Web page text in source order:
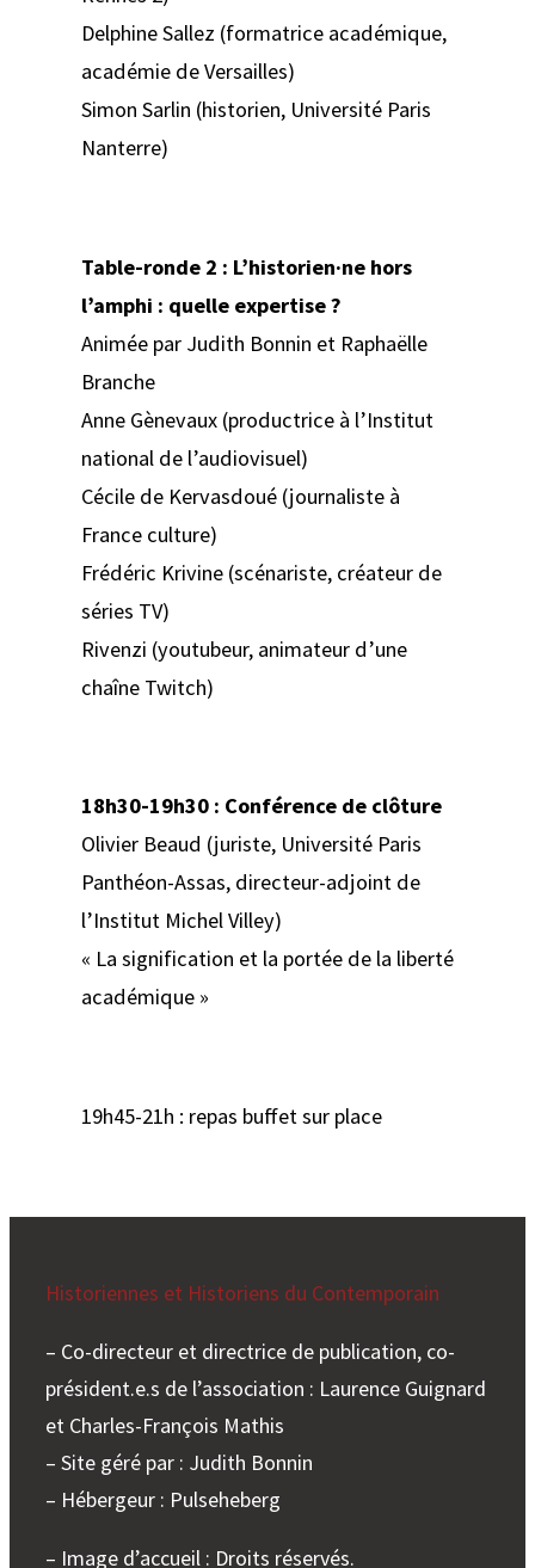
Delphine Sallez (formatrice académique,
académie de Versailles)
Simon Sarlin (historien, Université Paris
Nanterre)
Table-ronde 2 : L’historien·ne hors
l’amphi : quelle expertise ?
Animée par Judith Bonnin et Raphaëlle
Branche
Anne Gènevaux (productrice à l’Institut
national de l’audiovisuel)
Cécile de Kervasdoué (journaliste à
France culture)
Frédéric Krivine (scénariste, créateur de
séries TV)
Rivenzi (youtubeur, animateur d’une
chaîne Twitch)
18h30-19h30 : Conférence de clôture
Olivier Beaud (juriste, Université Paris
Panthéon-Assas, directeur-adjoint de
l’Institut Michel Villey)
« La signification et la portée de la liberté
académique »
19h45-21h : repas buffet sur place
Historiennes et Historiens du Contemporain
– Co-directeur et directrice de publication, co-
président.e.s de l’association : Laurence Guignard
et Charles-François Mathis
– Site géré par : Judith Bonnin
– Hébergeur : Pulseheberg
– Image d’accueil : Droits réservés.